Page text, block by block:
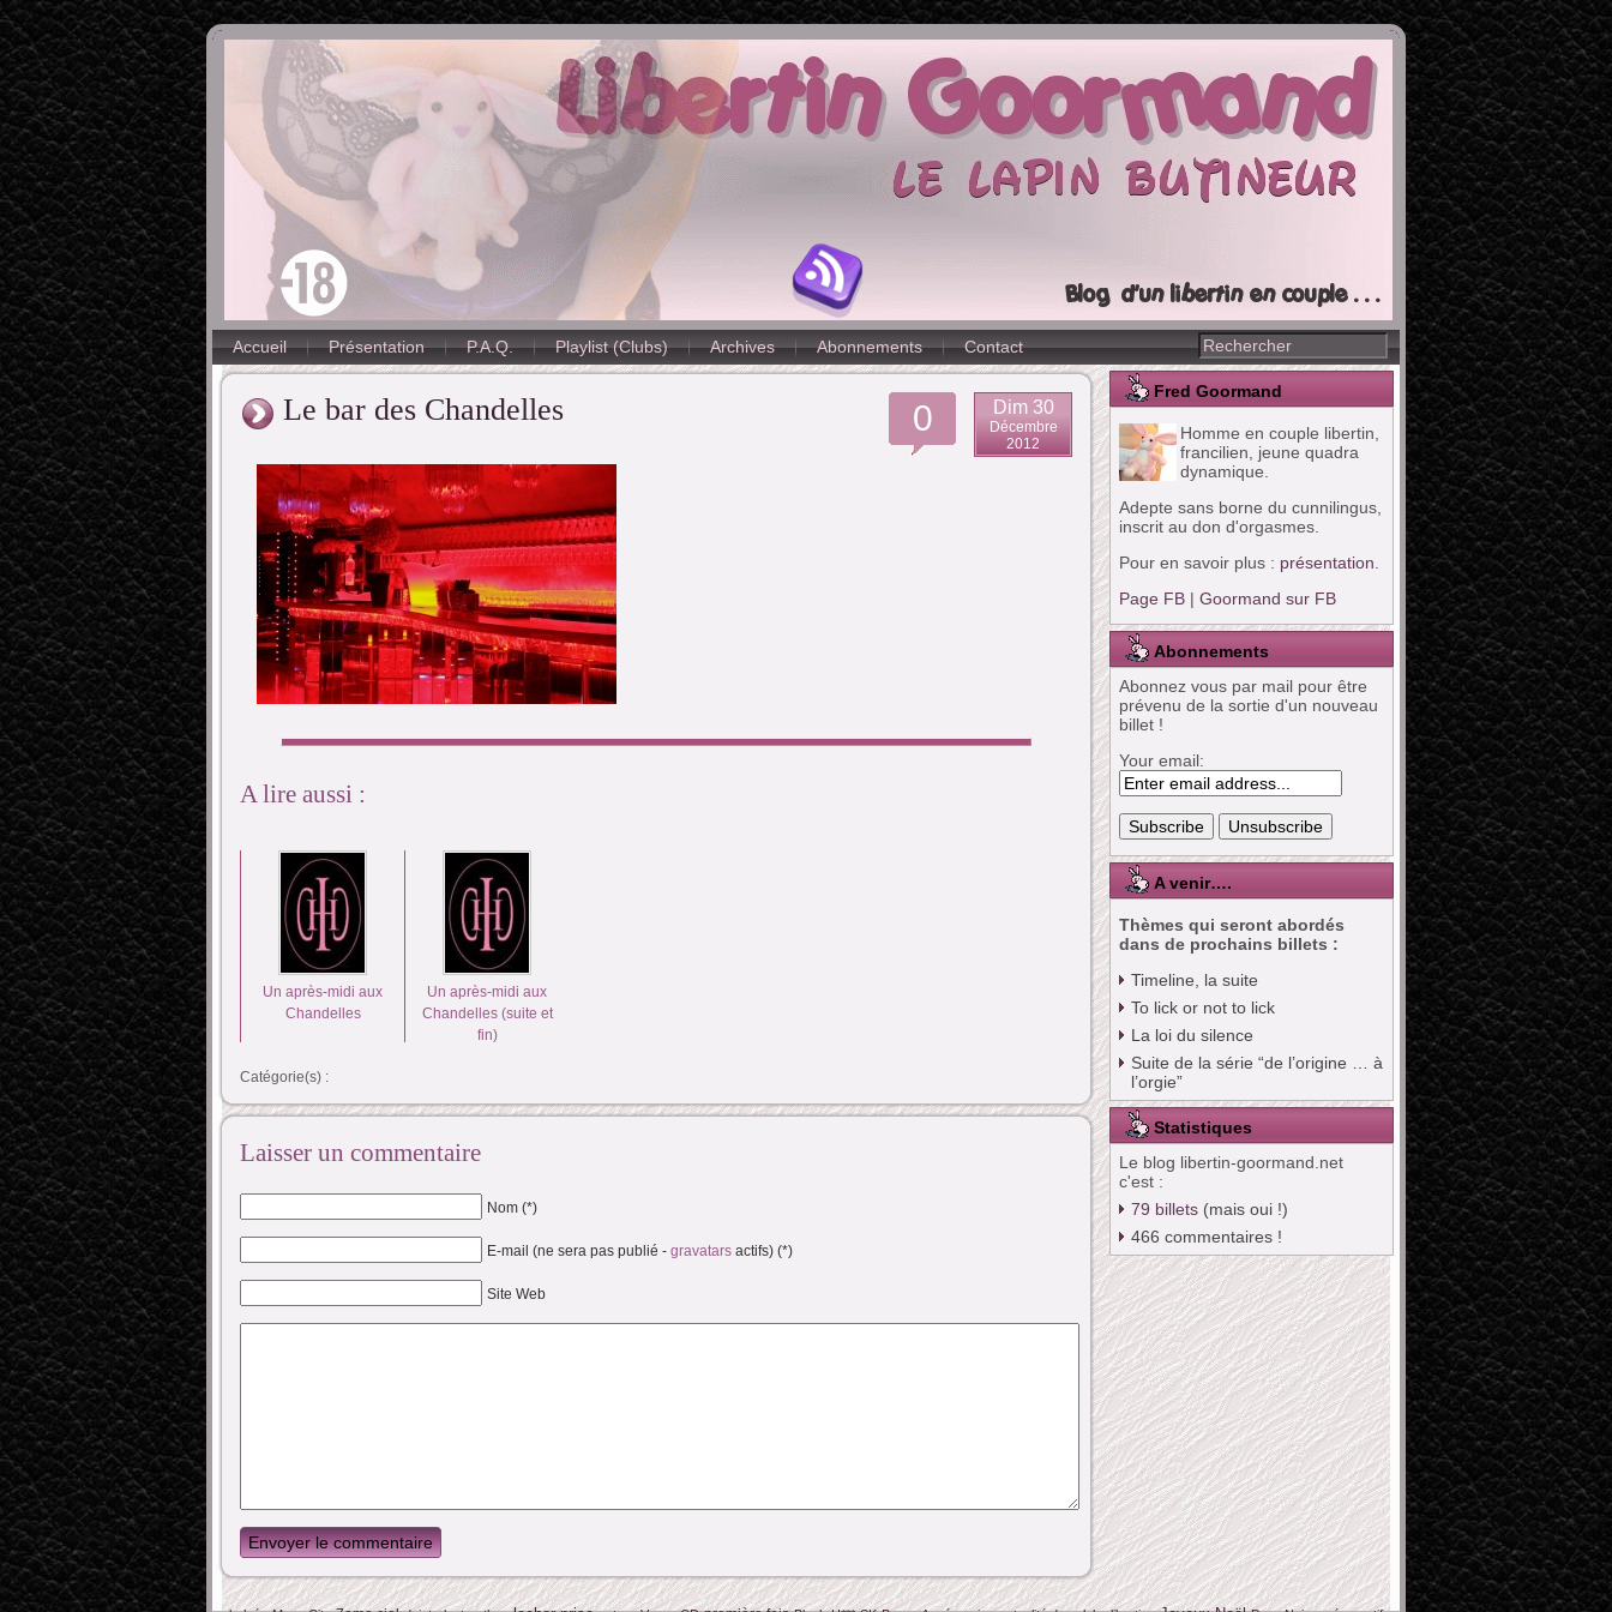
Accueil Présentation P.A.Q. Playlist (Clubs) Archives Abonnements Contact
Fred Goormand
Homme en couple libertin,
francilien, jeune quadra
dynamique.
Adepte sans borne du cunnilingus,
inscrit au don d'orgasmes.
Pour en savoir plus : présentation
Page FB | Goormand sur FB
Abonnements
Abonnez vous par mail pour être
prévenu de la sortie d'un nouveau
billet !
Your email:
A venir….
Thèmes qui seront abordés
dans de prochains billets :
Timeline, la suite
To lick or not to lick
La loi du silence
Suite de la série “de l’origine … à
l’orgie”
Statistiques
Le blog libertin-goormand.net
c'est :
79 billets (mais oui !)
466 commentaires !
Dim 30
Décembre
2012
0
Le bar des Chandelles
A lire aussi :
Un après-midi aux
Chandelles
Un après-midi aux
Chandelles (suite et
fin)
Catégorie(s) :
Laisser un commentaire
Nom (*)
E-mail (ne sera pas publié - gravatars actifs) (*)
Site Web
Envoyer le commentaire